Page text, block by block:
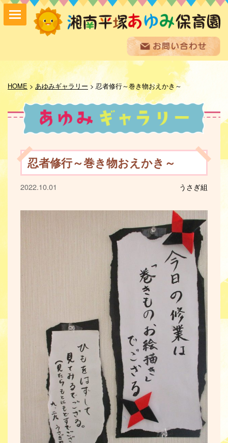
HOME> あゆみギャラリー> 忍者修行～巻き物おえかき～
忍者修行～巻き物おえかき～
2022.10.01 うさぎ組
保育方針
園の紹介
保育内容
入園案内
採用情報
お問い合わせ
お知らせ
あゆみ便り
給食室だより
あゆみギャラリー